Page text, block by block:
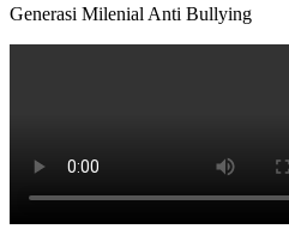
Generasi Milenial Anti Bullying